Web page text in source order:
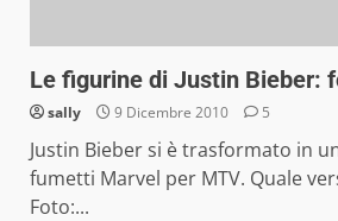
Le figurine di Justin Bieber:
sally 9 Dicembre 2010 5
Justin Bieber si è trasformato in
fumetti Marvel per MTV. Quale
Foto:...